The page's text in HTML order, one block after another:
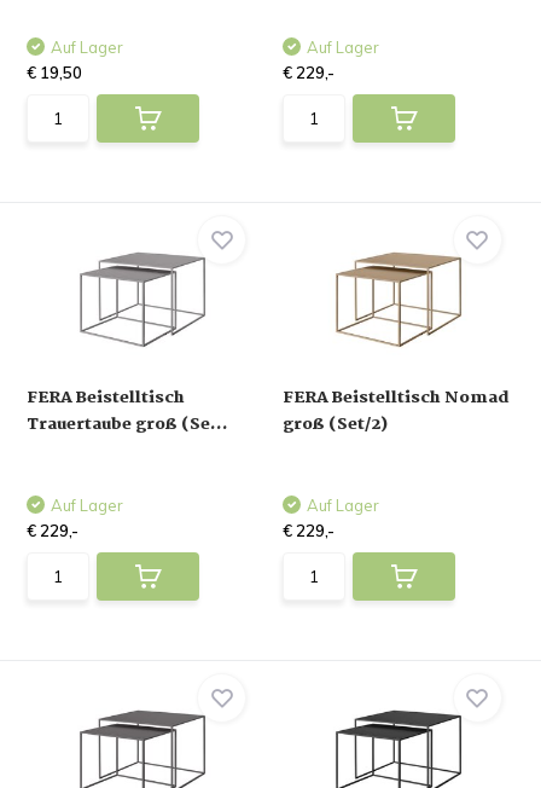
Auf Lager
€ 19,50
Auf Lager
€ 229,-
FERA Beistelltisch
Trauertaube groß (Se...
Auf Lager
€ 229,-
FERA Beistelltisch Nomad
groß (Set/2)
Auf Lager
€ 229,-